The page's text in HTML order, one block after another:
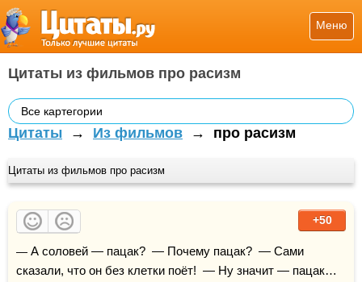
Меню
Цитаты из фильмов про расизм
Все картегории
Цитаты → Из фильмов → про расизм
Цитаты из фильмов про расизм
+50
— А соловей — пацак?  — Почему пацак?  — Сами
сказали, что он без клетки поёт!  — Ну значит — пацак…